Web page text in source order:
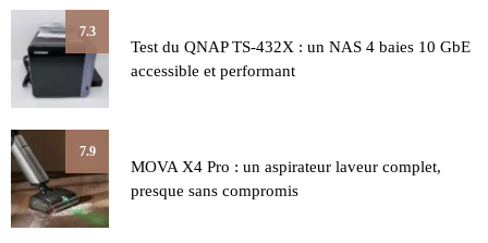
7.3
Test du QNAP TS-432X : un NAS 4 baies 10 GbE
accessible et performant
7.9
MOVA X4 Pro : un aspirateur laveur complet,
presque sans compromis